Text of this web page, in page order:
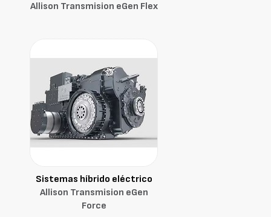
Allison Transmision eGen Flex
Sistemas híbrido eléctrico
Allison Transmision eGen
Force